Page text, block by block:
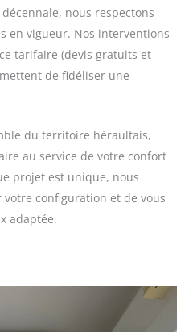
nous respectons
en vigueur. Nos interventions
tarifaire (devis gratuits et
de fidéliser une
du territoire héraultais,
au service de votre confort
projet est unique, nous
votre configuration et de vous
adaptée.